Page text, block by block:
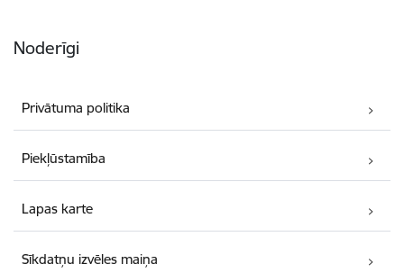
Noderīgi
Privātuma politika
Piekļūstamība
Lapas karte
Sīkdatņu izvēles maiņa